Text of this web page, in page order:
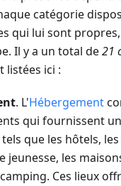
catégorie
qui lui sont
Il y a un total de21
listées ici :
. L'Hébergement
qui fournissent
que les hôtels,
jeunesse, les
Ces lieux